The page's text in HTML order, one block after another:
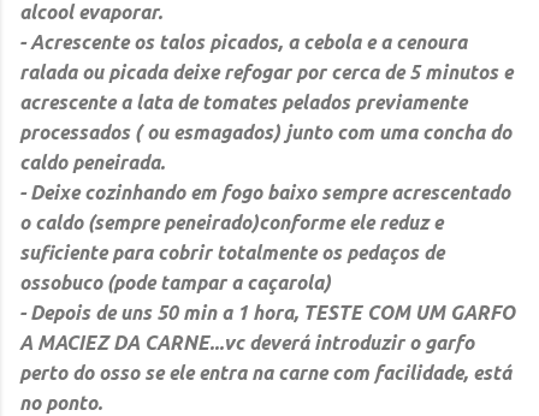
alcool evaporar.
- Acrescente os talos picados, a cebola e a cenoura
ralada ou picada deixe refogar por cerca de 5 minutos e
acrescente a lata de tomates pelados previamente
processados ( ou esmagados) junto com uma concha do
caldo peneirada.
- Deixe cozinhando em fogo baixo sempre acrescentado
o caldo (sempre peneirado)conforme ele reduz e
suficiente para cobrir totalmente os pedaços de
ossobuco (pode tampar a caçarola)
- Depois de uns 50 min a 1 hora, TESTE COM UM GARFO
A MACIEZ DA CARNE...vc deverá introduzir o garfo
perto do osso se ele entra na carne com facilidade, está
no ponto.